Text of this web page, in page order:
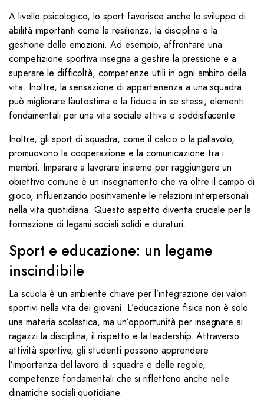
A livello psicologico, lo sport favorisce anche lo sviluppo di
abilità importanti come la resilienza, la disciplina e la
gestione delle emozioni. Ad esempio, affrontare una
competizione sportiva insegna a gestire la pressione e a
superare le difficoltà, competenze utili in ogni ambito della
vita. Inoltre, la sensazione di appartenenza a una squadra
può migliorare l’autostima e la fiducia in se stessi, elementi
fondamentali per una vita sociale attiva e soddisfacente.
Inoltre, gli sport di squadra, come il calcio o la pallavolo,
promuovono la cooperazione e la comunicazione tra i
membri. Imparare a lavorare insieme per raggiungere un
obiettivo comune è un insegnamento che va oltre il campo di
gioco, influenzando positivamente le relazioni interpersonali
nella vita quotidiana. Questo aspetto diventa cruciale per la
formazione di legami sociali solidi e duraturi.
Sport e educazione: un legame
inscindibile
La scuola è un ambiente chiave per l’integrazione dei valori
sportivi nella vita dei giovani. L’educazione fisica non è solo
una materia scolastica, ma un’opportunità per insegnare ai
ragazzi la disciplina, il rispetto e la leadership. Attraverso
attività sportive, gli studenti possono apprendere
l’importanza del lavoro di squadra e delle regole,
competenze fondamentali che si riflettono anche nelle
dinamiche sociali quotidiane.